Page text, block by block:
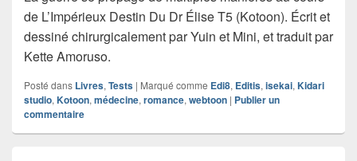
de L’Impérieux Destin Du Dr Élise T5 (Kotoon). Écrit et
dessiné chirurgicalement par Yuin et Mini, et traduit par
Kette Amoruso.
Posté dans Livres, Tests | Marqué comme Edi8, Editis, isekai, Kidari
studio, Kotoon, médecine, romance, webtoon | Publier un
commentaire